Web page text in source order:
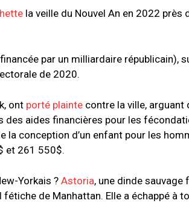
la veille du Nouvel An en 2022 près
par un milliardaire républicain),
de 2020.
ont porté plainte contre la ville, arguant
aides financières pour les
conception d’un enfant pour les
et 261 550$.
Yorkais ? Astoria, une dinde sauvage
de Manhattan. Elle a échappé à